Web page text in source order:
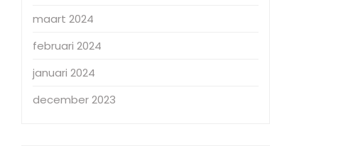
maart 2024
februari 2024
januari 2024
december 2023